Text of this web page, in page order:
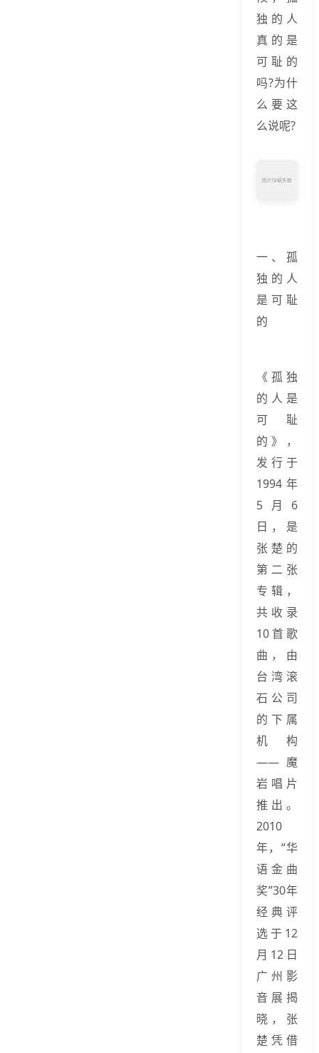
独的人
真的是
可耻的
吗?为什
么要这
么说呢?
一、孤
独的人
是可耻
的
《孤独
的人是
可耻
的》，
发行于
1994年
5月6
日，是
张楚的
第二张
专辑，
共收录
10首歌
曲，由
台湾滚
石公司
的下属
机构
——魔
岩唱片
推出。
2010
年，“华
语金曲
奖”30年
经典评
选于12
月12日
广州影
音展揭
晓，张
楚凭借